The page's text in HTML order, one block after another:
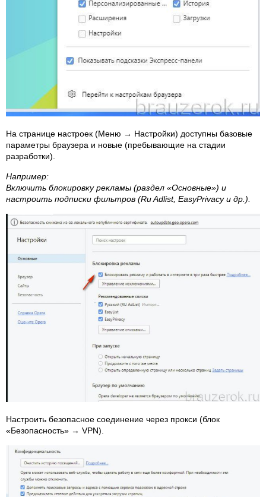
На странице настроек (Меню → Настройки) доступны базовые
параметры браузера и новые (пребывающие на стадии
разработки).
Например:
Включить блокировку рекламы (раздел «Основные») и
настроить подписки фильтров (Ru Adlist, EasyPrivacy и др.).
Настроить безопасное соединение через прокси (блок
«Безопасность» → VPN).